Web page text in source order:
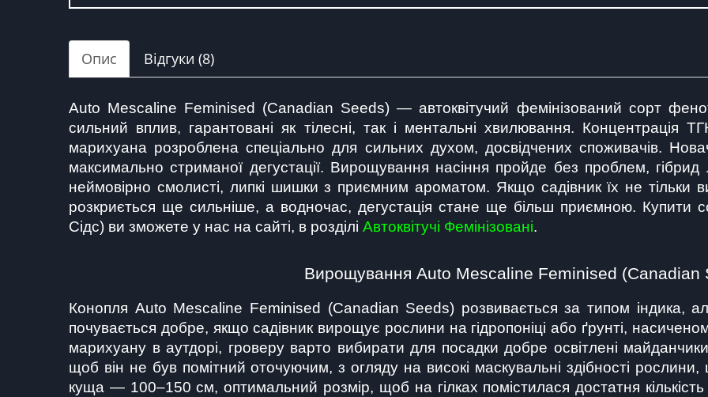
Опис Відгуки (8)
Auto Mescaline Feminised (Canadian Seeds) — автоквітучий фемінізований сорт
сильний вплив, гарантовані як тілесні, так і ментальні хвилювання. Концентрація
марихуана розроблена спеціально для сильних духом, досвідчених споживачів.
максимально стриманої дегустації. Вирощування насіння пройде без проблем,
неймовірно смолисті, липкі шишки з приємним ароматом. Якщо садівник їх не тільки
розкриється ще сильніше, а водночас, дегустація стане ще більш приємною. Купити
Сідс) ви зможете у нас на сайті, в розділі Автоквітучі Фемінізовані.
Вирощування Auto Mescaline Feminised (Canadian
Конопля Auto Mescaline Feminised (Canadian Seeds) розвивається за типом індика,
почувається добре, якщо садівник вирощує рослини на гідропоніці або ґрунті,
марихуану в аутдорі, гроверу варто вибирати для посадки добре освітлені
щоб він не був помітний оточуючим, з огляду на високі маскувальні здібності
куща — 100–150 см, оптимальний розмір, щоб на гілках помістилася достатня